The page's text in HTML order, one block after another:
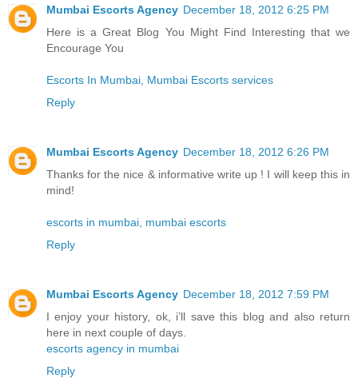
Mumbai Escorts Agency December 18, 2012 6:25 PM
Here is a Great Blog You Might Find Interesting that we
Encourage You
Escorts In Mumbai, Mumbai Escorts services
Reply
Mumbai Escorts Agency December 18, 2012 6:26 PM
Thanks for the nice & informative write up ! I will keep this in
mind!
escorts in mumbai, mumbai escorts
Reply
Mumbai Escorts Agency December 18, 2012 7:59 PM
I enjoy your history, ok, i’ll save this blog and also return
here in next couple of days.
escorts agency in mumbai
Reply